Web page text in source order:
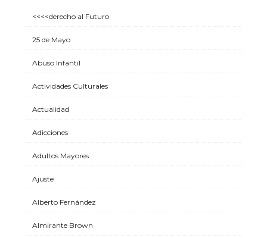
<<<<derecho al Futuro
25 de Mayo
Abuso Infantil
Actividades Culturales
Actualidad
Adicciones
Adultos Mayores
Ajuste
Alberto Fernández
Almirante Brown